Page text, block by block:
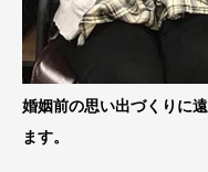
婚姻前の思い出づくりに
ます。